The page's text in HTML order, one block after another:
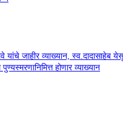
यांचे जाहीर व्याख्यान, स्व.दादासाहेब येसू
होणार व्याख्यान